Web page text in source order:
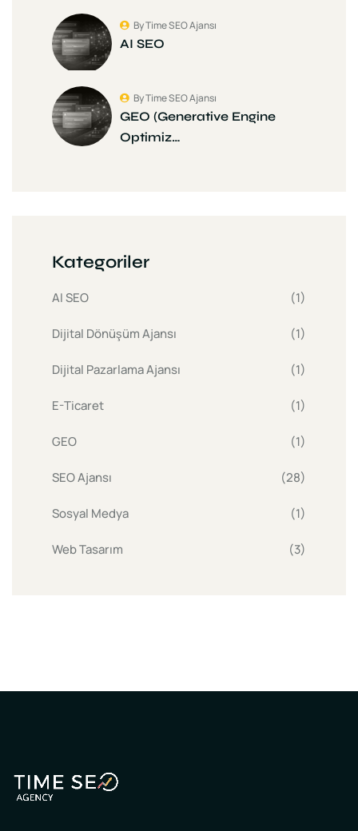
AI SEO
By Time SEO Ajansı
GEO (Generative Engine
Optimiz…
By Time SEO Ajansı
Kategoriler
AI SEO (1)
Dijital Dönüşüm Ajansı (1)
Dijital Pazarlama Ajansı (1)
E-Ticaret (1)
GEO (1)
SEO Ajansı (28)
Sosyal Medya (1)
Web Tasarım (3)